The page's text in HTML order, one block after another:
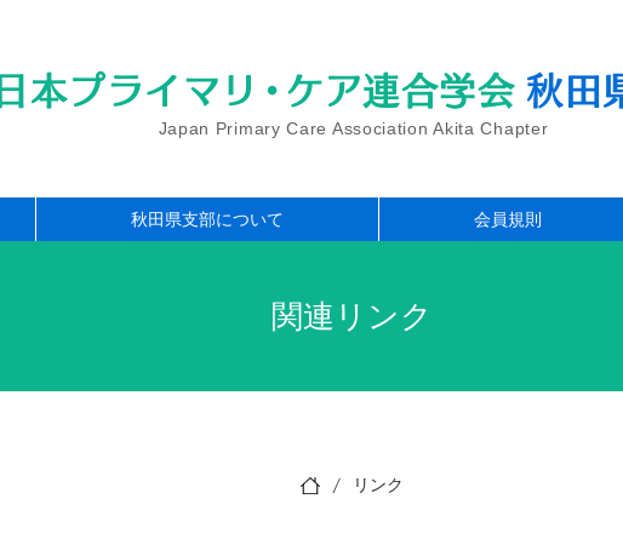
日本プライマ リ・ ケア連合学会 秋田
Japan Primary Care Association Akita Chapter
秋田県支部について 会員規則
関連リンク
/ リンク